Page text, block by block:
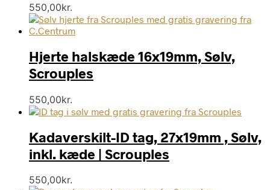
550,00kr.
Hjerte halskæde 16x19mm, Sølv,
Scrouples
550,00kr.
Kadaverskilt-ID tag, 27x19mm , Sølv,
inkl. kæde | Scrouples
550,00kr.